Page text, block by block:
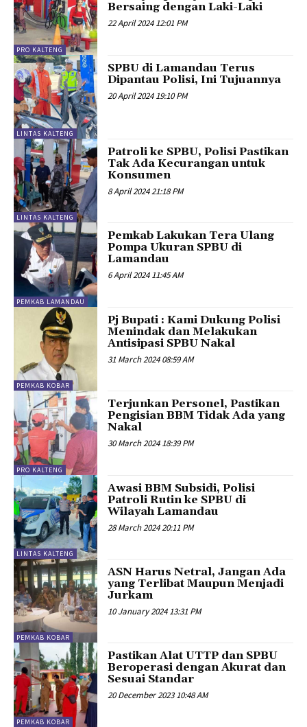
PRO KALTENG
Bersaing dengan Laki-Laki
22 April 2024 12:01 PM
LINTAS KALTENG
SPBU di Lamandau Terus
Dipantau Polisi, Ini Tujuannya
20 April 2024 19:10 PM
LINTAS KALTENG
Patroli ke SPBU, Polisi Pastikan
Tak Ada Kecurangan untuk
Konsumen
8 April 2024 21:18 PM
PEMKAB LAMANDAU
Pemkab Lakukan Tera Ulang
Pompa Ukuran SPBU di
Lamandau
6 April 2024 11:45 AM
PEMKAB KOBAR
Pj Bupati : Kami Dukung Polisi
Menindak dan Melakukan
Antisipasi SPBU Nakal
31 March 2024 08:59 AM
PRO KALTENG
Terjunkan Personel, Pastikan
Pengisian BBM Tidak Ada yang
Nakal
30 March 2024 18:39 PM
LINTAS KALTENG
Awasi BBM Subsidi, Polisi
Patroli Rutin ke SPBU di
Wilayah Lamandau
28 March 2024 20:11 PM
PEMKAB KOBAR
ASN Harus Netral, Jangan Ada
yang Terlibat Maupun Menjadi
Jurkam
10 January 2024 13:31 PM
PEMKAB KOBAR
Pastikan Alat UTTP dan SPBU
Beroperasi dengan Akurat dan
Sesuai Standar
20 December 2023 10:48 AM